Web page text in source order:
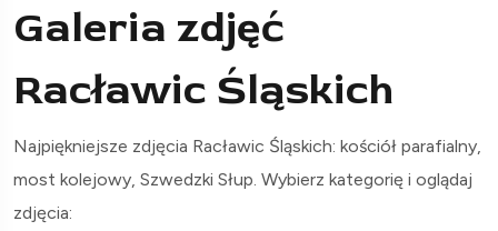
Galeria zdjęć
Racławic Śląskich
Najpiękniejsze zdjęcia Racławic Śląskich: kościół parafialny,
most kolejowy, Szwedzki Słup. Wybierz kategorię i oglądaj
zdjęcia: